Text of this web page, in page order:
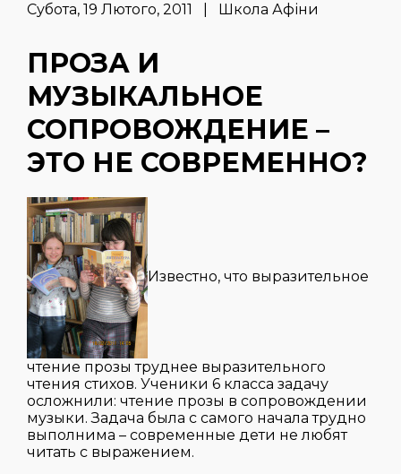
Субота, 19 Лютого, 2011 | Школа Афіни
ПРОЗА И
МУЗЫКАЛЬНОЕ
СОПРОВОЖДЕНИЕ –
ЭТО НЕ СОВРЕМЕННО?
Известно, что выразительное
чтение прозы труднее выразительного
чтения стихов. Ученики 6 класса задачу
осложнили: чтение прозы в сопровождении
музыки. Задача была с самого начала трудно
выполнима – современные дети не любят
читать с выражением.